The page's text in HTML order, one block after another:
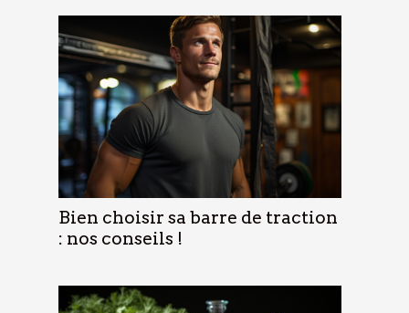
Bien choisir sa barre de traction
: nos conseils !